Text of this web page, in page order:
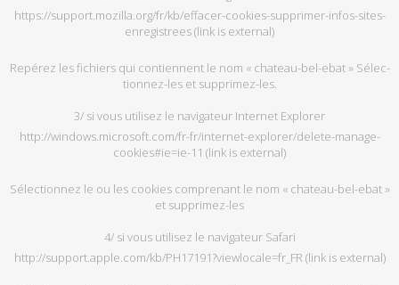
https://support.mozilla.org/fr/kb/effacer-cookies-supprimer-infos-sites-
enregistrees(link is external)
Re­pé­rez les fi­chiers qui contiennent le nom « chateau-bel-ebat » Sé­lec­
tion­nez-les et sup­pri­mez-les.
3/ si vous uti­li­sez le na­vi­ga­teur In­ter­net Ex­plo­rer
http://windows.microsoft.com/fr-fr/internet-explorer/delete-manage-
cookies#ie=ie-11 (link is external)
Sé­lec­tion­nez le ou les co­okies com­pre­nant le nom « chateau-bel-ebat »
et sup­pri­mez-les
4/ si vous uti­li­sez le na­vi­ga­teur Sa­fari
http://support.apple.com/kb/PH17191?viewlocale=fr_FR (link is external)